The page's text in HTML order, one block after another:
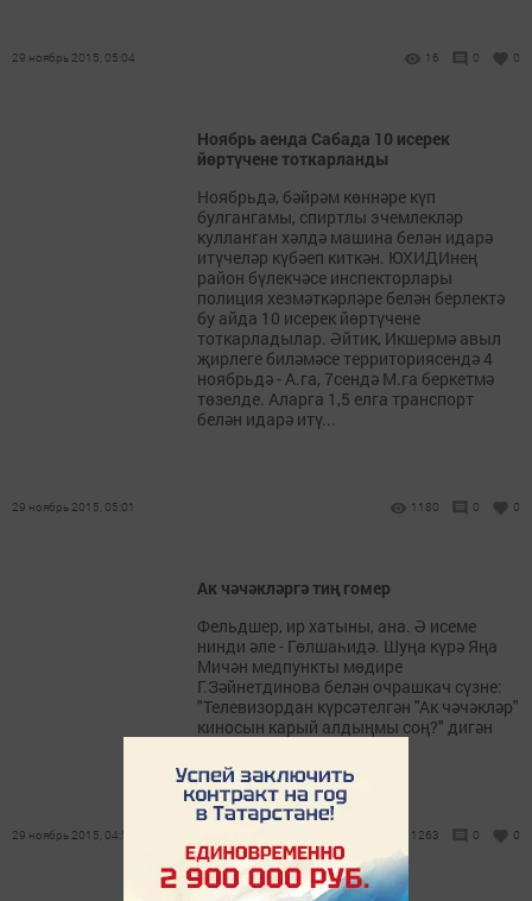
29 ноябрь 2015, 05:04 16 0 0
Ноябрь аенда Сабада 10 исерек
йөртүчене тоткарланды
Ноябрьдә, бәйрәм көннәре күп
булгангамы, спиртлы эчемлекләр
кулланган хәлдә машина белән идарә
итүчеләр күбәеп киткән. ЮХИДИнең
район бүлекчәсе инспекторлары
полиция хезмәткәрләре белән берлектә
бу айда 10 исерек йөртүчене
тоткарладылар. Әйтик, Икшермә авыл
җирлеге биләмәсе терри­тория­сендә 4
ноябрьдә - А.га, 7сендә М.га беркетмә
төзелде. Аларга 1,5 елга транспорт
белән идарә итү...
29 ноябрь 2015, 05:01 1180 0 0
Ак чәчәкләргә тиң гомер
Фельдшер, ир хатыны, ана. Ә исеме
нинди әле - Гөлшаһидә. Шуңа күрә Яңа
Мичән медпункты мөдире
Г.Зәйнетдинова белән очрашкач сүзне:
"Телевизордан күрсәтелгән "Ак чәчәкләр"
киносын карый алдыңмы соң?" дигән
29 ноябрь 2015, 04:55 1263 0 0